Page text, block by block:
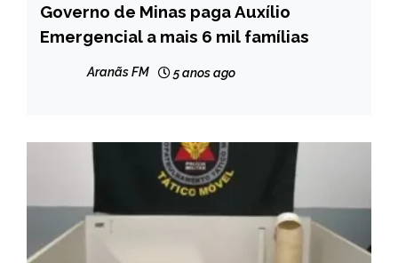
MINAS
GERAIS
NOTÍCIAS
Governo de Minas paga Auxílio
Emergencial a mais 6 mil famílias
Aranãs FM 5 anos ago